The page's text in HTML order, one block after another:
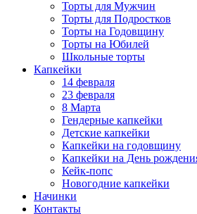
Торты для Мужчин
Торты для Подростков
Торты на Годовщину
Торты на Юбилей
Школьные торты
Капкейки
14 февраля
23 февраля
8 Марта
Гендерные капкейки
Детские капкейки
Капкейки на годовщину
Капкейки на День
Кейк-попс
Новогодние капкейки
Начинки
Контакты